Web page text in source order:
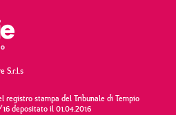
S.r.l.s
stampa del Tribunale di Tempio
depositato il 01.04.2016